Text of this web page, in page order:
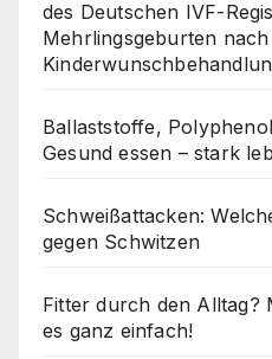
des Deutschen IVF-
Mehrlingsgeburten nach
Ballaststoffe,
Gesund essen – stark
Schweißattacken:
gegen Schwitzen
Fitter durch den Alltag?
es ganz einfach!